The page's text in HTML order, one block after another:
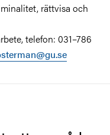
rättvisa och
telefon: 031–786